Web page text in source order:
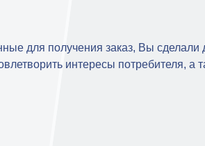
для получения заказ, Вы сделали
интересы потребителя,